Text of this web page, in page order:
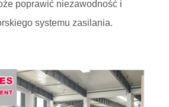
poprawić niezawodność i
systemu zasilania.